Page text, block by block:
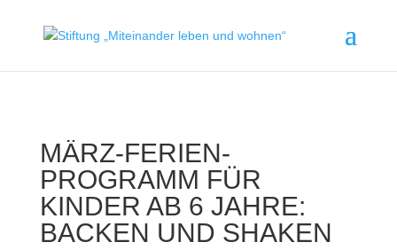
MÄRZ-FERIEN-
PROGRAMM FÜR
KINDER AB 6 JAHRE:
BACKEN UND SHAKEN